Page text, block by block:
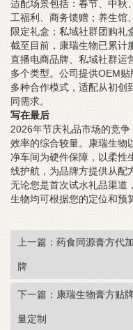
适配场景包括：春节、中秋
工福利、商务馈赠；养生馆
限定礼盒；私域社群团购礼
截至目前，康瑞生物已累计
直播电商品牌、私域社群运
多个类型。公司提供OEM
多种合作模式，适配从初创
同需求。
写在最后
2026年节庆礼品市场的竞
效率的综合较量。康瑞生物
净车间为硬件保障，以柔性
线护航，为品牌方提供从配
无论您是首次试水礼品渠道
生物均可根据您的定位和预
上一篇：药食同源膏方代
牌
下一篇：康瑞生物膏方贴
量定制